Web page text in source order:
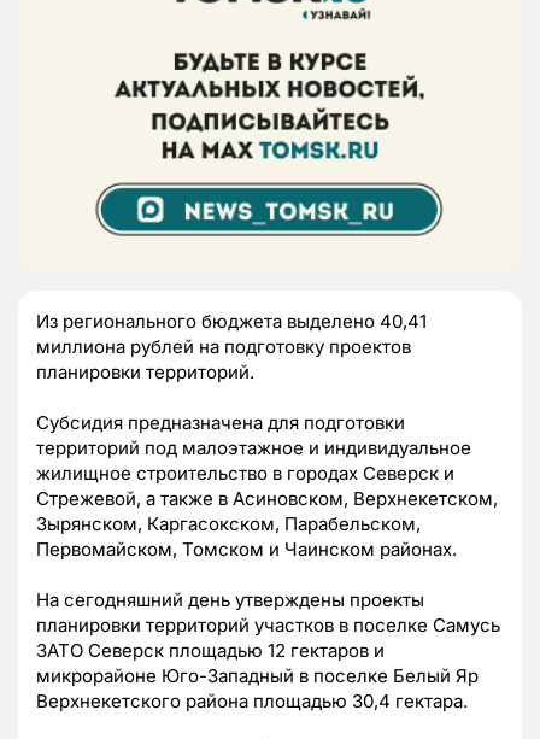
Из регионального бюджета выделено 40,41
миллиона рублей на подготовку проектов
планировки территорий.
Субсидия предназначена для подготовки
территорий под малоэтажное и индивидуальное
жилищное строительство в городах Северск и
Стрежевой, а также в Асиновском, Верхнекетском,
Зырянском, Каргасокском, Парабельском,
Первомайском, Томском и Чаинском районах.
На сегодняшний день утверждены проекты
планировки территорий участков в поселке Самусь
ЗАТО Северск площадью 12 гектаров и
микрорайоне Юго-Западный в поселке Белый Яр
Верхнекетского района площадью 30,4 гектара.